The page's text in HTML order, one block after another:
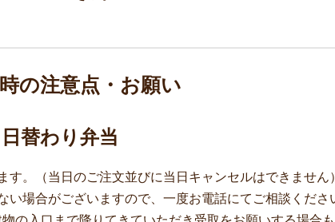
の注意点・お願い
日替わり弁当
す。（当日のご注文並びに当日キャンセルはできません）
場合がございますので、一度お電話にてご相談くださ